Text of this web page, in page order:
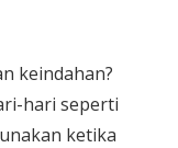
keindahan?
hari seperti
ketika